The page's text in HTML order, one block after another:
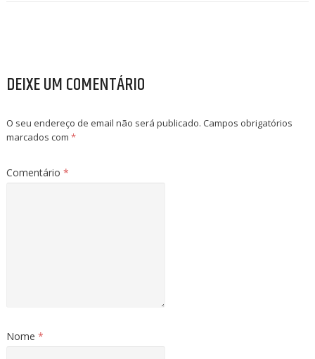
DEIXE UM COMENTÁRIO
O seu endereço de email não será publicado. Campos obrigatórios
marcados com *
Comentário *
Nome *